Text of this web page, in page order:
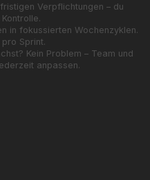
Verpflichtungen – du
in fokussierten Wochenzyklen.
Sprint.
Kein Problem – Team und
anpassen.